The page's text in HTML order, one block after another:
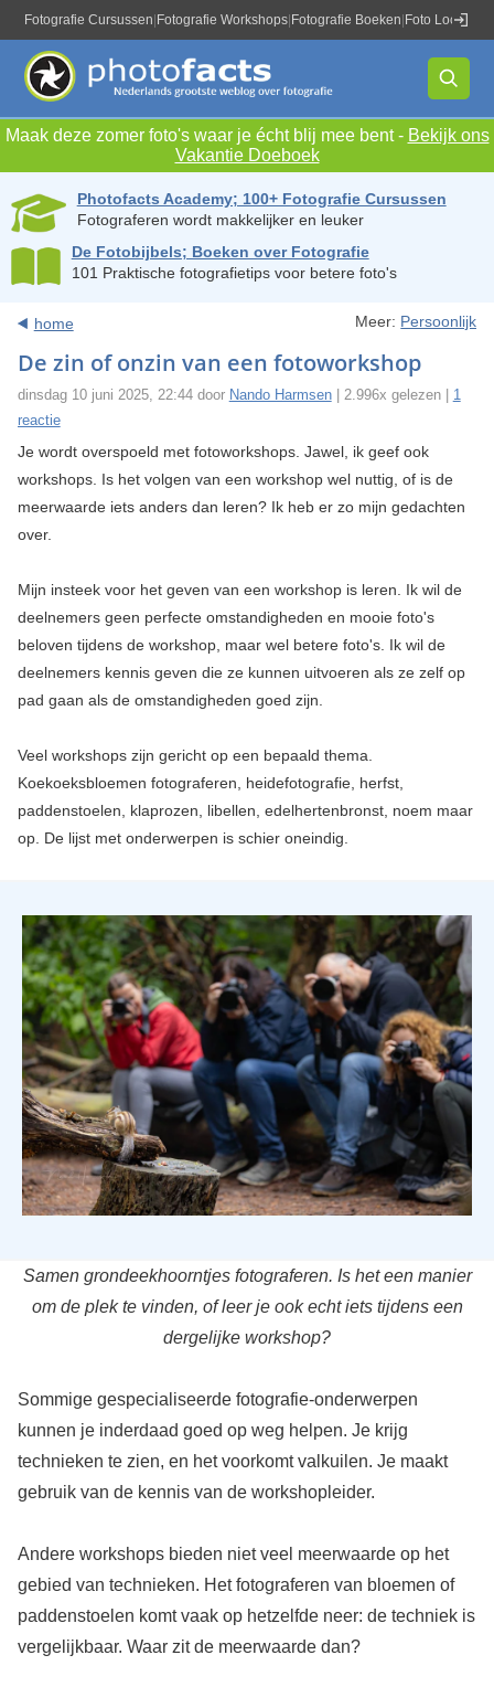
Fotografie Cursussen Fotografie Workshops Fotografie Boeken Foto Locaties
Maak deze zomer foto's waar je écht blij mee bent - Bekijk ons
Vakantie Doeboek
Photofacts Academy; 100+ Fotografie Cursussen
Fotograferen wordt makkelijker en leuker
De Fotobijbels; Boeken over Fotografie
101 Praktische fotografietips voor betere foto's
home Meer: Persoonlijk
De zin of onzin van een fotoworkshop
dinsdag 10 juni 2025, 22:44 door Nando Harmsen| 2.996x gelezen | 1
reactie
Je wordt overspoeld met fotoworkshops. Jawel, ik geef ook
workshops. Is het volgen van een workshop wel nuttig, of is de
meerwaarde iets anders dan leren? Ik heb er zo mijn gedachten
over.
Mijn insteek voor het geven van een workshop is leren. Ik wil de
deelnemers geen perfecte omstandigheden en mooie foto's
beloven tijdens de workshop, maar wel betere foto's. Ik wil de
deelnemers kennis geven die ze kunnen uitvoeren als ze zelf op
pad gaan als de omstandigheden goed zijn.
Veel workshops zijn gericht op een bepaald thema.
Koekoeksbloemen fotograferen, heidefotografie, herfst,
paddenstoelen, klaprozen, libellen, edelhertenbronst, noem maar
op. De lijst met onderwerpen is schier oneindig.
Samen grondeekhoorntjes fotograferen. Is het een manier
om de plek te vinden, of leer je ook echt iets tijdens een
dergelijke workshop?
Sommige gespecialiseerde fotografie-onderwerpen
kunnen je inderdaad goed op weg helpen. Je krijg
technieken te zien, en het voorkomt valkuilen. Je maakt
gebruik van de kennis van de workshopleider.
Andere workshops bieden niet veel meerwaarde op het
gebied van technieken. Het fotograferen van bloemen of
paddenstoelen komt vaak op hetzelfde neer: de techniek is
vergelijkbaar. Waar zit de meerwaarde dan?